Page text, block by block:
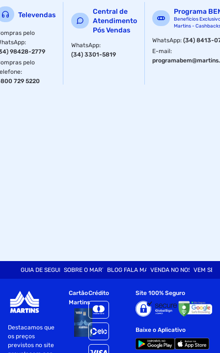
Televendas
pelo
:
98428-2779
pelo
:
729 5220
Central de
Atendimento
Pós Vendas
WhatsApp:
(34) 3301-5819
Programa
Benefícios
Martins -
WhatsApp:(34) 8413-
E-mail:
GUIA DE SEGURANÇASOBRE O MARTINSBLOG FALA MARTVENDA NO NOSSO SITE
VEM SER
Destacamos que
os preços
previstos no site
Cartão
Martins
Crédito Site 100% Seguro
Baixe o Aplicativo